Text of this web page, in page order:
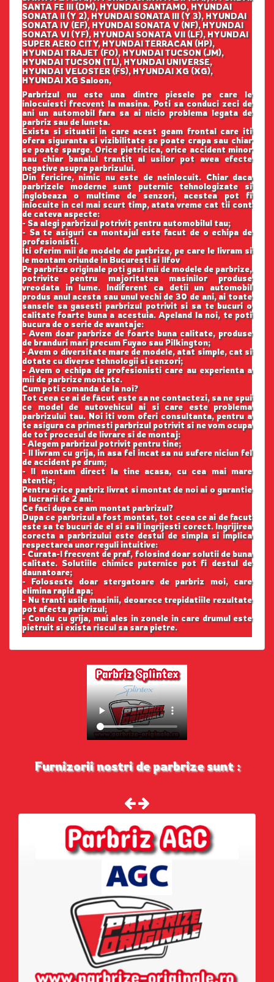
SANTA FE III (DM), HYUNDAI SANTAMO, HYUNDAI
SONATA II (Y 2), HYUNDAI SONATA III (Y 3), HYUNDAI
SONATA IV (EF), HYUNDAI SONATA V (NF), HYUNDAI
SONATA VI (YF), HYUNDAI SONATA VII (LF), HYUNDAI
SUPER AERO CITY, HYUNDAI TERRACAN (HP),
HYUNDAI TRAJET (FO), HYUNDAI TUCSON (JM),
HYUNDAI TUCSON (TL), HYUNDAI UNIVERSE,
HYUNDAI VELOSTER (FS), HYUNDAI XG (XG),
HYUNDAI XG Saloon,
Parbrizul nu este una dintre piesele pe care le
inlocuiesti frecvent la masina. Poti sa conduci zeci de
ani un automobil fara sa ai nicio problema legata de
parbriz sau de luneta.
Exista si situatii in care acest geam frontal care iti
ofera siguranta si vizibilitate se poate crapa sau chiar
se poate sparge. Orice pietricica, orice accident minor
sau chiar banalul trantit al usilor pot avea efecte
negative asupra parbrizului.
Din fericire, nimic nu este de neinlocuit. Chiar daca
parbrizele moderne sunt puternic tehnologizate si
inglobeaza o multime de senzori, acestea pot fi
inlocuite in cel mai scurt timp, atata vreme cat tii cont
de cateva aspecte:
- Sa alegi parbrizul potrivit pentru automobilul tau;
- Sa te asiguri ca montajul este facut de o echipa de
profesionisti.
Iti oferim mii de modele de parbrize, pe care le livram si
le montam oriunde in Bucuresti si Ilfov
Pe parbrize originale poti gasi mii de modele de parbrize,
potrivite pentru majoritatea masinilor produse
vreodata in lume. Indiferent ca detii un automobil
produs anul acesta sau unul vechi de 30 de ani, ai toate
sansele sa gasesti parbrizul potrivit si sa te bucuri o
calitate foarte buna a acestuia. Apeland la noi, te poti
bucura de o serie de avantaje:
- Avem doar parbrize de foarte buna calitate, produse
de branduri mari precum Fuyao sau Pilkington;
- Avem o diversitate mare de modele, atat simple, cat si
dotate cu diverse tehnologii si senzori;
- Avem o echipa de profesionisti care au experienta a
mii de parbrize montate.
Cum poti comanda de la noi?
Tot ceea ce ai de făcut este sa ne contactezi, sa ne spui
ce model de autovehicul ai si care este problema
parbrizului tau. Noi iti vom oferi consultanta, pentru a
te asigura ca primesti parbrizul potrivit si ne vom ocupa
de tot procesul de livrare si de montaj:
- Alegem parbrizul potrivit pentru tine;
- Il livram cu grija, in asa fel incat sa nu sufere niciun fel
de accident pe drum;
- Il montam direct la tine acasa, cu cea mai mare
atentie;
Pentru orice parbriz livrat si montat de noi ai o garantie
a lucrarii de 2 ani.
Ce faci dupa ce am montat parbrizul?
Dupa ce parbrizul a fost montat, tot ceea ce ai de facut
este sa te bucuri de el si sa il ingrijesti corect. Ingrijirea
corecta a parbrizului este destul de simpla si implica
respectarea unor reguli intuitive:
- Curata-l frecvent de praf, folosind doar solutii de buna
calitate. Solutiile chimice puternice pot fi destul de
daunatoare;
- Foloseste doar stergatoare de parbriz moi, care
elimina rapid apa;
- Nu tranti usile masinii, deoarece trepidatiile rezultate
pot afecta parbrizul;
- Condu cu grija, mai ales in zonele in care drumul este
pietruit si exista riscul sa sara pietre.
Furnizorii nostri de parbrize sunt :